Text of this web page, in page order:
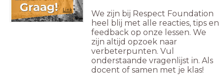
Link
We zijn bij Respect Foundation
heel blij met alle reacties, tips en
feedback op onze lessen. We
zijn altijd opzoek naar
verbeterpunten. Vul
onderstaande vragenlijst in. Als
docent of samen met je klas!